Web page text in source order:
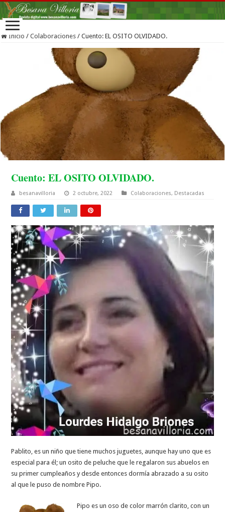
Inicio / Colaboraciones / Cuento: EL OSITO OLVIDADO.
Cuento: EL OSITO OLVIDADO.
besanavilloria 2 octubre, 2022 Colaboraciones, Destacadas
Pablito, es un niño que tiene muchos juguetes, aunque hay uno que es
especial para él; un osito de peluche que le regalaron sus abuelos en
su primer cumpleaños y desde entonces dormía abrazado a su osito
al que le puso de nombre Pipo.
Pipo es un oso de color marrón clarito, con un